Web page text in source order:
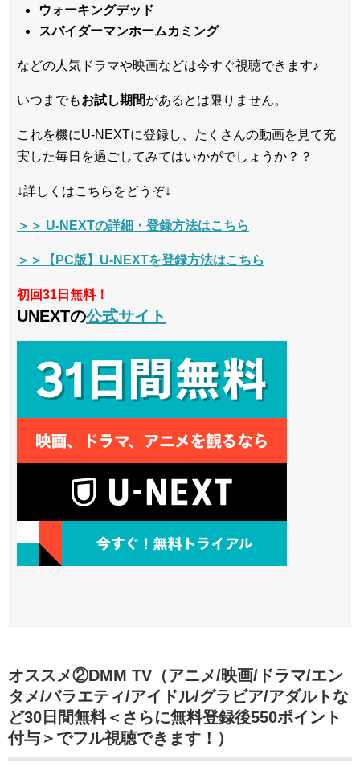
ウォーキングデッド
スパイダーマンホームカミング
などの人気ドラマや映画などは今すぐ視聴できます♪
いつまでもお試し期間があるとは限りません。
これを機にU-NEXTに登録し、たくさんの動画を見て充
実した毎日を過ごしてみてはいかがでしょうか？？
↓詳しくはこちらをどうぞ↓
＞＞ U-NEXTの詳細・登録方法はこちら
＞＞【PC版】U-NEXTを登録方法はこちら
初回31日無料！
UNEXTの公式サイト
オススメ②DMM TV（アニメ/映画/ドラマ/エン
タメ/バラエティ/アイドル/グラビア/アダルトな
ど30日間無料＜さらに無料登録後550ポイント
付与＞でフル視聴できます！）